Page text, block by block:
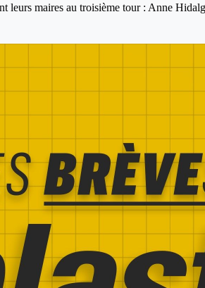
leurs maires au troisième tour : Anne